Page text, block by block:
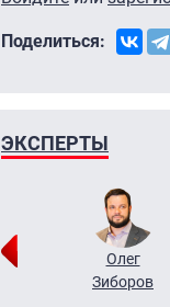
Поделиться:
ЭКСПЕРТЫ
Олег
Зиборов